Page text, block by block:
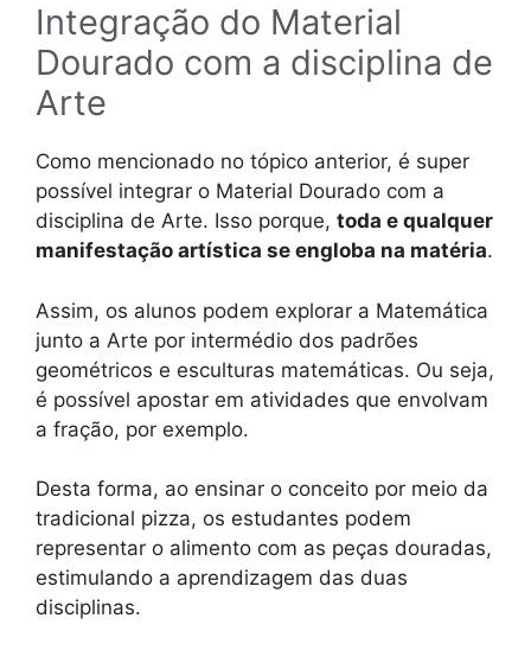
Integração do Material
Dourado com a disciplina de
Arte
Como mencionado no tópico anterior, é super
possível integrar o Material Dourado com a
disciplina de Arte. Isso porque, toda e qualquer
manifestação artística se engloba na matéria.
Assim, os alunos podem explorar a Matemática
junto a Arte por intermédio dos padrões
geométricos e esculturas matemáticas. Ou seja,
é possível apostar em atividades que envolvam
a fração, por exemplo.
Desta forma, ao ensinar o conceito por meio da
tradicional pizza, os estudantes podem
representar o alimento com as peças douradas,
estimulando a aprendizagem das duas
disciplinas.